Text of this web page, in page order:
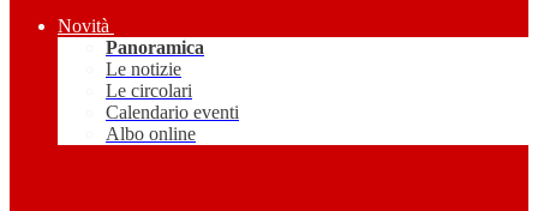
Novità
Panoramica
Le notizie
Le circolari
Calendario eventi
Albo online